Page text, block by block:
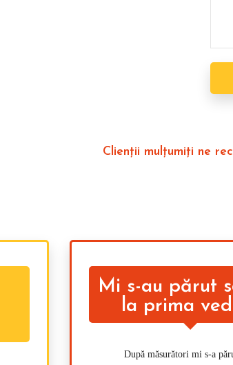
Clienții mulțumiți ne
Mi s-au părut
la prima
După măsurători mi s-a